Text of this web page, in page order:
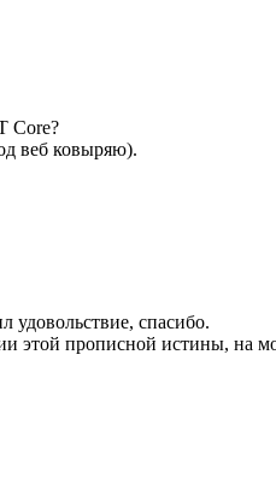
Core?
веб ковыряю).
удовольствие, спасибо.
прописной истины, на